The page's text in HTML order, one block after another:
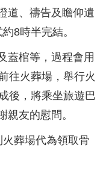
道、禱告及瞻仰遺
8時半完結。
蓋棺等，過程會用
往火葬場，舉行火
後，將乘坐旅遊巴
親友的慰問。
葬場代為領取骨